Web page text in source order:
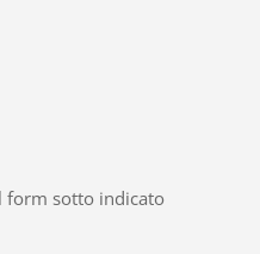
form sotto indicato